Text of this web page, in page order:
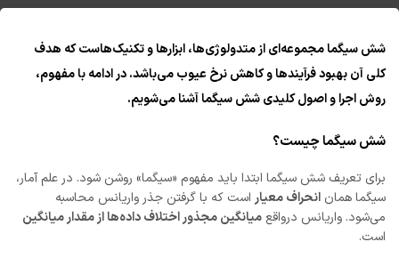
شش سیگمامجموعه‌ای از متدولوژی‌ها، ابزارها و تکنیک‌هاست که هدف
کلی آنبهبود فرآیندها و کاهش نرخ عیوبمی‌باشد. در ادامه با مفهوم،
روش اجرا و اصول کلیدی شش سیگما آشنا می‌شویم.
شش سیگما چیست؟
برای تعریف شش سیگما ابتدا باید مفهوم «سیگما» روشن شود. در علم آمار،
سیگما همان انحراف معیار است که با گرفتن جذر واریانس محاسبه
می‌شود. واریانس درواقع میانگین مجذور اختلاف داده‌ها از مقدار میانگین
است.